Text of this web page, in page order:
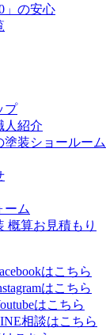
」の安心
プ
人紹介
塗装ショールーム
ーム
概算お見積もり